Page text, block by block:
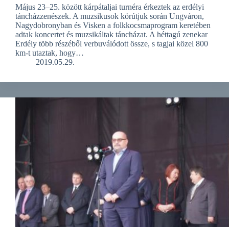
Május 23–25. között kárpátaljai turnéra érkeztek az erdélyi
táncházzenészek. A muzsikusok körútjuk során Ungváron,
Nagydobronyban és Visken a folkkocsmaprogram keretében
adtak koncertet és muzsikáltak táncházat. A héttagú zenekar
Erdély több részéből verbuválódott össze, s tagjai közel 800
km-t utaztak, hogy…
2019.05.29.